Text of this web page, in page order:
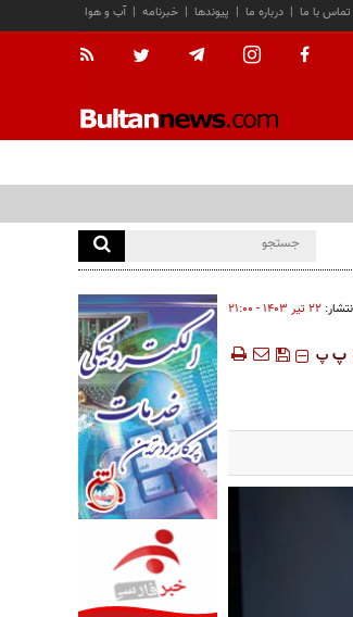
آب و هوا | خبرنامه | پیوندها | درباره ما | تماس با ما
۲۲ تير ۱۴۰۳ - ۲۱:۰۰
‍‍‍ پ پ